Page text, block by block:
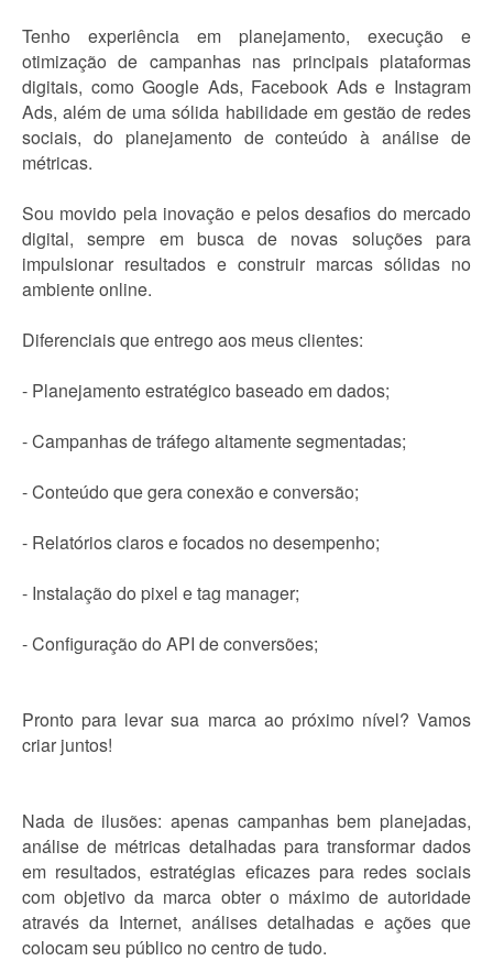
Tenho experiência em planejamento, execução e
otimização de campanhas nas principais plataformas
digitais, como Google Ads, Facebook Ads e Instagram
Ads, além de uma sólida habilidade em gestão de redes
sociais, do planejamento de conteúdo à análise de
métricas.
Sou movido pela inovação e pelos desafios do mercado
digital, sempre em busca de novas soluções para
impulsionar resultados e construir marcas sólidas no
ambiente online.
Diferenciais que entrego aos meus clientes:
- Planejamento estratégico baseado em dados;
- Campanhas de tráfego altamente segmentadas;
- Conteúdo que gera conexão e conversão;
- Relatórios claros e focados no desempenho;
- Instalação do pixel e tag manager;
- Configuração do API de conversões;
Pronto para levar sua marca ao próximo nível? Vamos
criar juntos!
Nada de ilusões: apenas campanhas bem planejadas,
análise de métricas detalhadas para transformar dados
em resultados, estratégias eficazes para redes sociais
com objetivo da marca obter o máximo de autoridade
através da Internet, análises detalhadas e ações que
colocam seu público no centro de tudo.